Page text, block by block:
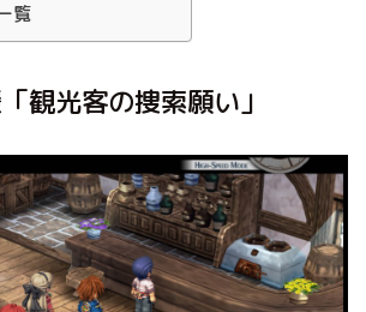
覧
観光客の捜索願い」